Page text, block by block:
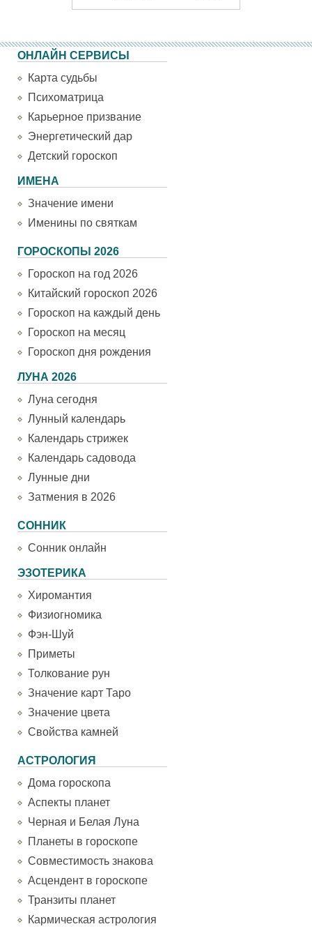
ОНЛАЙН СЕРВИСЫ
Карта судьбы
Психоматрица
Карьерное призвание
Энергетический дар
Детский гороскоп
ИМЕНА
Значение имени
Именины по святкам
ГОРОСКОПЫ 2026
Гороскоп на год 2026
Китайский гороскоп 2026
Гороскоп на каждый день
Гороскоп на месяц
Гороскоп дня рождения
ЛУНА 2026
Луна сегодня
Лунный календарь
Календарь стрижек
Календарь садовода
Лунные дни
Затмения в 2026
СОННИК
Сонник онлайн
ЭЗОТЕРИКА
Хиромантия
Физиогномика
Фэн-Шуй
Приметы
Толкование рун
Значение карт Таро
Значение цвета
Свойства камней
АСТРОЛОГИЯ
Дома гороскопа
Аспекты планет
Черная и Белая Луна
Планеты в гороскопе
Совместимость знакова
Асцендент в гороскопе
Транзиты планет
Кармическая астрология